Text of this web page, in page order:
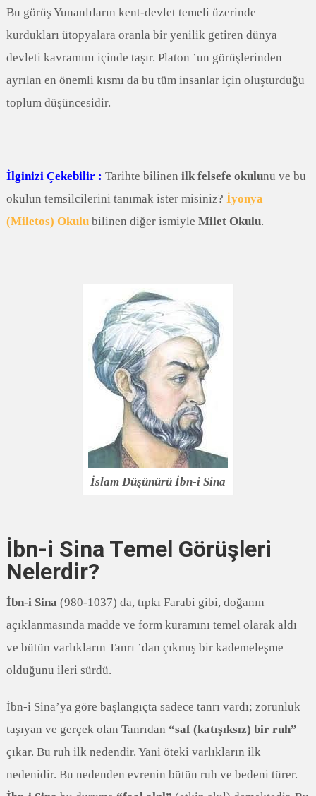
Bu görüş Yunanlıların kent-devlet temeli üzerinde
kurdukları ütopyalara oranla bir yenilik getiren dünya
devleti kavramını içinde taşır. Platon ’un görüşlerinden
ayrılan en önemli kısmı da bu tüm insanlar için oluşturduğu
toplum düşüncesidir.
İlginizi Çekebilir : Tarihte bilinen ilk felsefe okulunu ve bu
okulun temsilcilerini tanımak ister misiniz? İyonya
(Miletos) Okulubilinen diğer ismiyle Milet Okulu.
İslam Düşünürü İbn-i Sina
İbn-i Sina Temel Görüşleri
Nelerdir?
İbn-i Sina (980-1037) da, tıpkı Farabi gibi, doğanın
açıklanmasında madde ve form kuramını temel olarak aldı
ve bütün varlıkların Tanrı ’dan çıkmış bir kademeleşme
olduğunu ileri sürdü.
İbn-i Sina’ya göre başlangıçta sadece tanrı vardı; zorunluk
taşıyan ve gerçek olan Tanrıdan “saf (katışıksız) bir ruh”
çıkar. Bu ruh ilk nedendir. Yani öteki varlıkların ilk
nedenidir. Bu nedenden evrenin bütün ruh ve bedeni türer.